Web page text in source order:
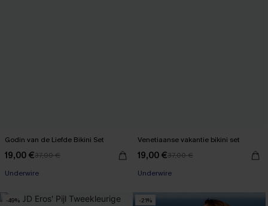
Godin van de Liefde Bikini Set
19,00 €37,00 €
Underwire
Venetiaanse vakantie bikini set
19,00 €37,00 €
Underwire
-49% -21%